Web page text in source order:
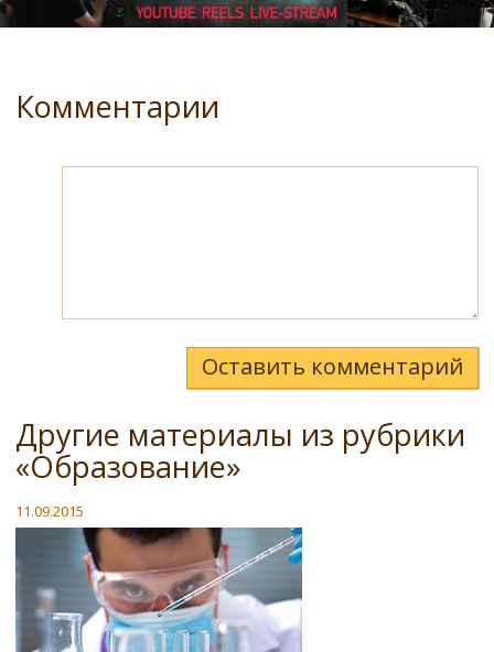
Комментарии
Оставить комментарий
Другие материалы из рубрики
«Образование»
11.09.2015